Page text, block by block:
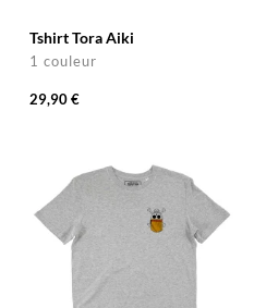
Tshirt Tora Aiki
1 couleur
29,90 €